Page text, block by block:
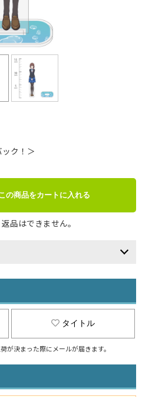
ク！＞
の商品をカートに入れる
品はできません。
タイトル
決まった際にメールが届きます。